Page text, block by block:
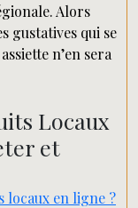
Alors
gustatives qui se
n’en sera
Locaux
et
locaux en ligne ?